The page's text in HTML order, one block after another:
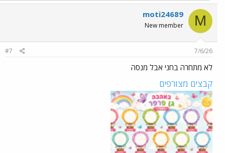
M
moti24689
New member
7/6/26
#7
לא מתחרה בחני אבל מנסה
קבצים מצורפים